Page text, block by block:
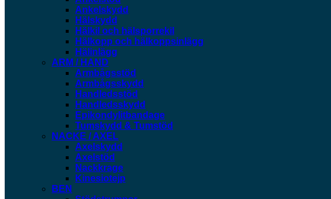
Ankelskydd
Hälskydd
Hälkil och hälsporrekil
Hälkopp och hälkoppsinlägg
Hälinlägg
ARM / HAND
Armbågsstöd
Armbågsskydd
Handledsstöd
Handledsskydd
Epikondylitbandage
Tumskydd & Tumstöd
NACKE / AXEL
Axelskydd
Axelstöd
Nackkrage
Kinesiotejp
BEN